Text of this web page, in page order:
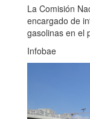
La Comisión
encargado de
gasolinas en el
Infobae